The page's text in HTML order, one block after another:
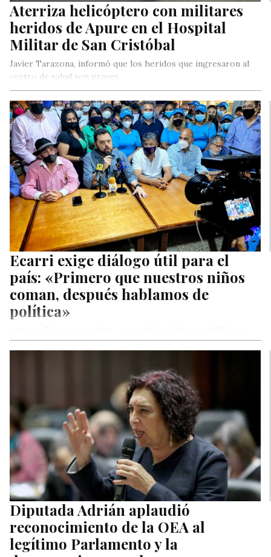
Aterriza helicóptero con militares
heridos de Apure en el Hospital
Militar de San Cristóbal
Javier Tarazona, informó que los heridos que ingresaron al
centro de salud son graves.
Ecarri exige diálogo útil para el
país: «Primero que nuestros niños
coman, después hablamos de
política»
aseveró -frente a lo que denominó como una posibilidad de
Diputada Adrián aplaudió
reconocimiento de la OEA al
legítimo Parlamento y la